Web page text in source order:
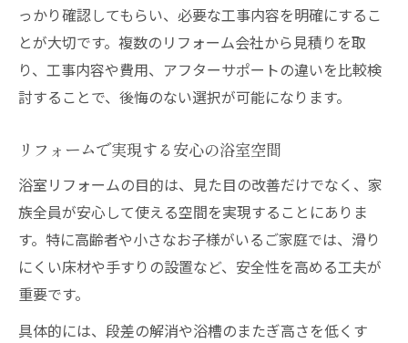
っかり確認してもらい、必要な工事内容を明確にするこ
とが大切です。複数のリフォーム会社から見積りを取
り、工事内容や費用、アフターサポートの違いを比較検
討することで、後悔のない選択が可能になります。
リフォームで実現する安心の浴室空間
浴室リフォームの目的は、見た目の改善だけでなく、家
族全員が安心して使える空間を実現することにありま
す。特に高齢者や小さなお子様がいるご家庭では、滑り
にくい床材や手すりの設置など、安全性を高める工夫が
重要です。
具体的には、段差の解消や浴槽のまたぎ高さを低くす